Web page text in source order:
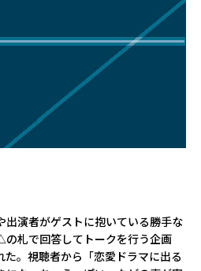
出演者がゲストに抱いている勝手な
札で回答してトークを行う企画
た。視聴者から「恋愛ドラマに出る